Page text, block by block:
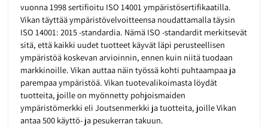
vuonna 1998 sertifioitu ISO 14001 ympäristösertifikaatilla.
Vikan täyttää ympäristövelvoitteensa noudattamalla täysin
ISO 14001: 2015 -standardia. Nämä ISO -standardit merkitsevät
sitä, että kaikki uudet tuotteet käyvät läpi perusteellisen
ympäristöä koskevan arvioinnin, ennen kuin niitä tuodaan
markkinoille. Vikan auttaa näin työssä kohti puhtaampaa ja
parempaa ympäristöä. Vikan tuotevalikoimasta löydät
tuotteita, joille on myönnetty pohjoismaiden
ympäristömerkki eli Joutsenmerkki ja tuotteita, joille Vikan
antaa 500 käyttö- ja pesukerran takuun.